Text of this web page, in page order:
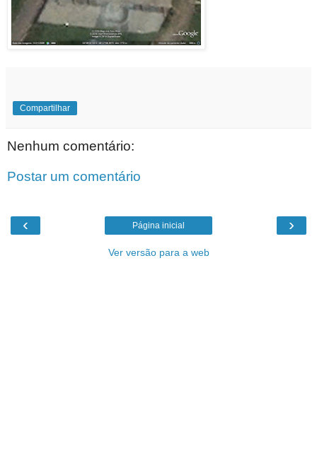
Compartilhar
Nenhum comentário:
Postar um comentário
‹ ›
Página inicial
Ver versão para a web